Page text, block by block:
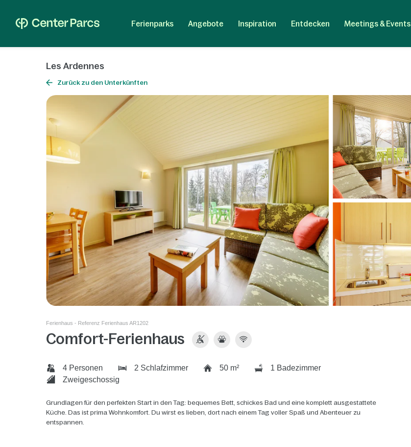
Ferienparks Angebote Inspiration Entdecken Meetings & Events
Les Ardennes
Zurück zu den Unterkünften
Ferienhaus - Referenz Ferienhaus AR1202
Comfort-Ferienhaus
4 Personen 2 Schlafzimmer 50 m²
1 Badezimmer
Zweigeschossig
Grundlagen für den perfekten Start in den Tag: bequemes Bett, schickes Bad und eine komplett ausgestattete
Küche. Das ist prima Wohnkomfort. Du wirst es lieben, dort nach einem Tag voller Spaß und Abenteuer zu
entspannen.